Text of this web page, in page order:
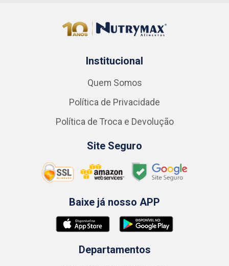
Institucional
Quem Somos
Política de Privacidade
Política de Troca e Devolução
Site Seguro
Baixe já nosso APP
Departamentos